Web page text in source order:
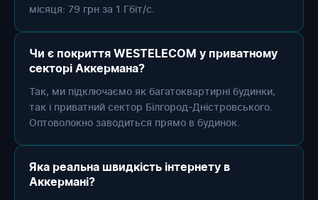
місяця: 79 грн за 1 Гбіт/с.
Чи є покриття WESTELECOM у приватному
секторі Аккермана?
Так, ми підключаємо як багатоквартирні будинки,
так і приватний сектор Білгород-Дністровського.
Оптоволокно заводиться прямо в будинок.
Яка реальна швидкість інтернету в
Аккермані?